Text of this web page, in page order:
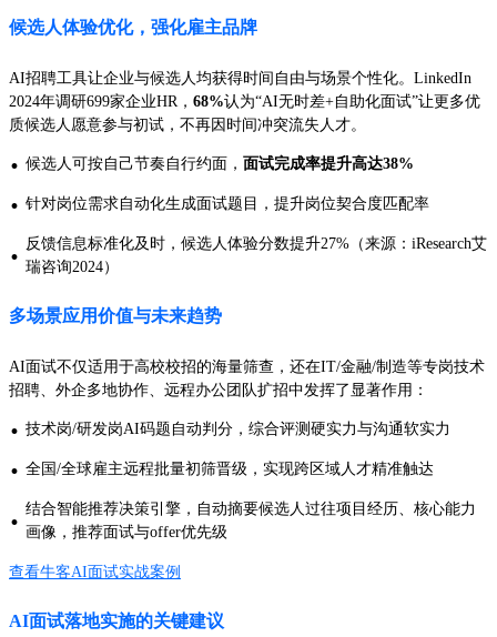
候选人体验优化，强化雇主品牌
AI招聘工具让企业与候选人均获得时间自由与场景个性化。LinkedIn
2024年调研699家企业HR， 68%认为“AI无时差+自助化面试”让更多优
质候选人愿意参与初试，不再因时间冲突流失人才。
· 候选人可按自己节奏自行约面， 面试完成率提升高达38%
· 针对岗位需求自动化生成面试题目，提升岗位契合度匹配率
· 反馈信息标准化及时，候选人体验分数提升27%（来源：iResearch艾
瑞咨询2024）
多场景应用价值与未来趋势
AI面试不仅适用于高校校招的海量筛查，还在IT/金融/制造等专岗技术
招聘、外企多地协作、远程办公团队扩招中发挥了显著作用：
· 技术岗/研发岗AI码题自动判分，综合评测硬实力与沟通软实力
· 全国/全球雇主远程批量初筛晋级，实现跨区域人才精准触达
· 结合智能推荐决策引擎，自动摘要候选人过往项目经历、核心能力
画像，推荐面试与offer优先级
查看牛客AI面试实战案例
AI面试落地实施的关键建议